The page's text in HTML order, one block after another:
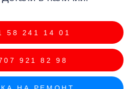
58 241 14 01
921 82 98